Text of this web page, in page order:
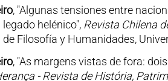
, "Algunas tensiones entre
helénico", Revista Chilena
Filosofía y Humanidades,
, "As margens vistas de fora:
- Revista de História,